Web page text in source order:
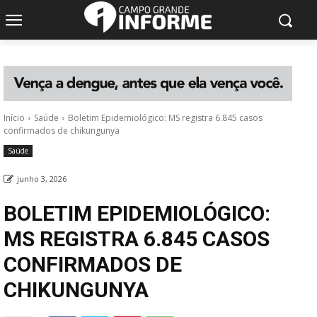
Início Saúde
Boletim Epidemiológico: MS registra 6.845 casos
confirmados de chikungunya
Saúde
junho 3, 2026
BOLETIM EPIDEMIOLÓGICO:
MS REGISTRA 6.845 CASOS
CONFIRMADOS DE
CHIKUNGUNYA